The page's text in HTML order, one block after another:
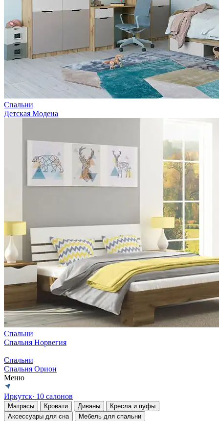
Спальни
Детская Модена
Спальни
Спальня Норвегия
Спальни
Спальня Орион
Меню
Иркутск∙ 10 салонов
Матрасы Кровати Диваны
Кресла и пуфы
Аксессуары для сна
Мебель для спальни